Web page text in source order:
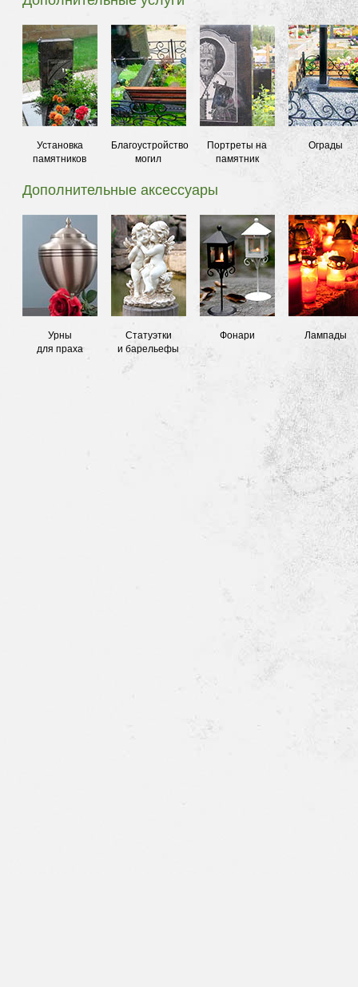
Установка
памятников
Благоустройство
могил
Портреты на
памятник
Ограды
Дополнительные аксессуары
Урны
для праха
Статуэтки
и барельефы
Фонари Лампады